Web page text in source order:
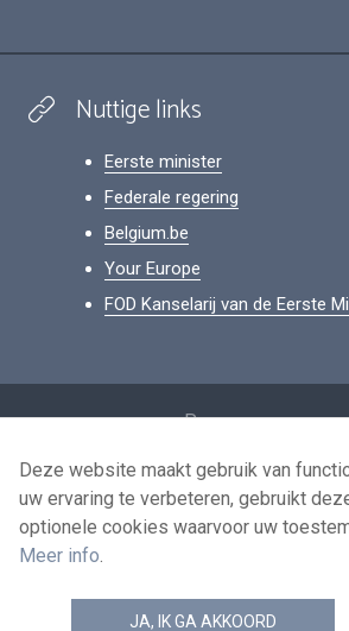
Nuttige links
Eerste minister
Federale regering
Belgium.be
Your Europe
FOD Kanselarij van de Eerste
Persoonsgegevens
Voorwaarden voor het
Contacteer ons
news.belgium RSS
Deze website maakt gebruik van
uw ervaring te verbeteren, gebruikt
optionele cookies waarvoor uw
Meer info.
JA, IK GA AKKOORD